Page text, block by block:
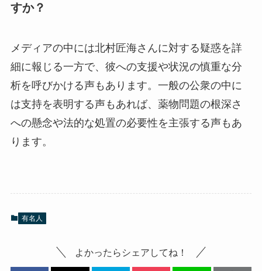
すか？
メディアの中には北村匠海さんに対する疑惑を詳
細に報じる一方で、彼への支援や状況の慎重な分
析を呼びかける声もあります。一般の公衆の中に
は支持を表明する声もあれば、薬物問題の根深さ
への懸念や法的な処置の必要性を主張する声もあ
ります。
有名人
よかったらシェアしてね！